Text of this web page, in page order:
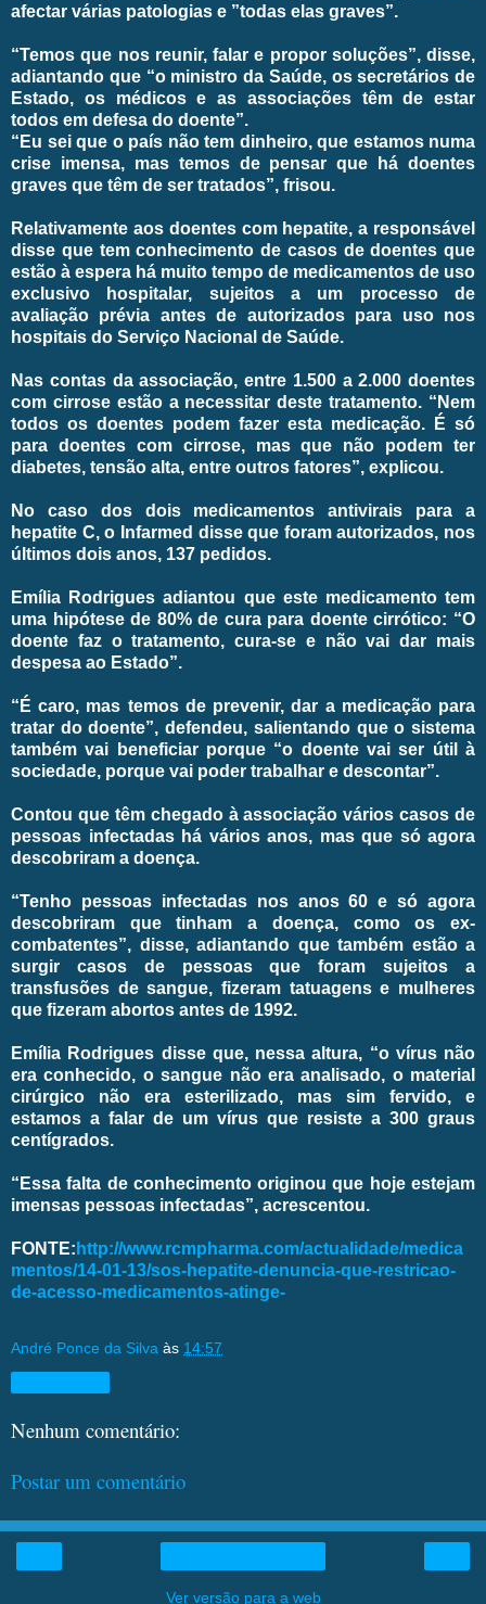
afectar várias patologias e ”todas elas graves”.
“Temos que nos reunir, falar e propor soluções”, disse,
adiantando que “o ministro da Saúde, os secretários de
Estado, os médicos e as associações têm de estar
todos em defesa do doente”.
“Eu sei que o país não tem dinheiro, que estamos numa
crise imensa, mas temos de pensar que há doentes
graves que têm de ser tratados”, frisou.
Relativamente aos doentes com hepatite, a responsável
disse que tem conhecimento de casos de doentes que
estão à espera há muito tempo de medicamentos de uso
exclusivo hospitalar, sujeitos a um processo de
avaliação prévia antes de autorizados para uso nos
hospitais do Serviço Nacional de Saúde.
Nas contas da associação, entre 1.500 a 2.000 doentes
com cirrose estão a necessitar deste tratamento. “Nem
todos os doentes podem fazer esta medicação. É só
para doentes com cirrose, mas que não podem ter
diabetes, tensão alta, entre outros fatores”, explicou.
No caso dos dois medicamentos antivirais para a
hepatite C, o Infarmed disse que foram autorizados, nos
últimos dois anos, 137 pedidos.
Emília Rodrigues adiantou que este medicamento tem
uma hipótese de 80% de cura para doente cirrótico: “O
doente faz o tratamento, cura-se e não vai dar mais
despesa ao Estado”.
“É caro, mas temos de prevenir, dar a medicação para
tratar do doente”, defendeu, salientando que o sistema
também vai beneficiar porque “o doente vai ser útil à
sociedade, porque vai poder trabalhar e descontar”.
Contou que têm chegado à associação vários casos de
pessoas infectadas há vários anos, mas que só agora
descobriram a doença.
“Tenho pessoas infectadas nos anos 60 e só agora
descobriram que tinham a doença, como os ex-
combatentes”, disse, adiantando que também estão a
surgir casos de pessoas que foram sujeitos a
transfusões de sangue, fizeram tatuagens e mulheres
que fizeram abortos antes de 1992.
Emília Rodrigues disse que, nessa altura, “o vírus não
era conhecido, o sangue não era analisado, o material
cirúrgico não era esterilizado, mas sim fervido, e
estamos a falar de um vírus que resiste a 300 graus
centígrados.
“Essa falta de conhecimento originou que hoje estejam
imensas pessoas infectadas”, acrescentou.
FONTE: http://www.rcmpharma.com/actualidade/medica
mentos/14-01-13/sos-hepatite-denuncia-que-restricao-
de-acesso-medicamentos-atinge-
André Ponce da Silva às 14:57
Nenhum comentário:
Postar um comentário
Ver versão para a web